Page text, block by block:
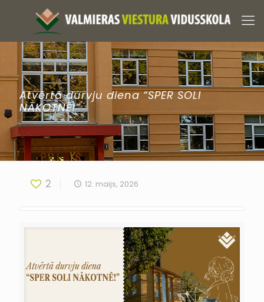
Atvērtā durvju diena “SPER SOLI
NĀKOTNĒ!”
2 12. maijs, 2026